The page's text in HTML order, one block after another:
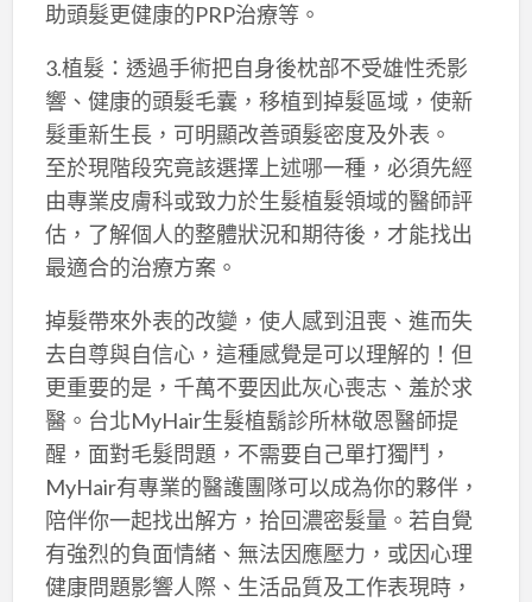
助頭髮更健康的PRP治療等。
3.植髮：透過手術把自身後枕部不受雄性禿影
響、健康的頭髮毛囊，移植到掉髮區域，使新
髮重新生長，可明顯改善頭髮密度及外表。
至於現階段究竟該選擇上述哪一種，必須先經
由專業皮膚科或致力於生髮植髮領域的醫師評
估，了解個人的整體狀況和期待後，才能找出
最適合的治療方案。
掉髮帶來外表的改變，使人感到沮喪、進而失
去自尊與自信心，這種感覺是可以理解的！但
更重要的是，千萬不要因此灰心喪志、羞於求
醫。台北MyHair生髮植鬍診所林敬恩醫師提
醒，面對毛髮問題，不需要自己單打獨鬥，
MyHair有專業的醫護團隊可以成為你的夥伴，
陪伴你一起找出解方，拾回濃密髮量。若自覺
有強烈的負面情緒、無法因應壓力，或因心理
健康問題影響人際、生活品質及工作表現時，